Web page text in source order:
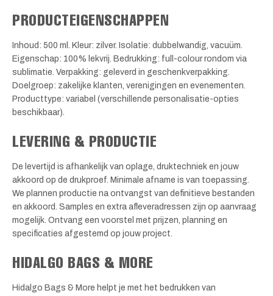
PRODUCTEIGENSCHAPPEN
Inhoud: 500 ml. Kleur: zilver. Isolatie: dubbelwandig, vacuüm.
Eigenschap: 100% lekvrij. Bedrukking: full-colour rondom via
sublimatie. Verpakking: geleverd in geschenkverpakking.
Doelgroep: zakelijke klanten, verenigingen en evenementen.
Producttype: variabel (verschillende personalisatie-opties
beschikbaar).
LEVERING & PRODUCTIE
De levertijd is afhankelijk van oplage, druktechniek en jouw
akkoord op de drukproef. Minimale afname is van toepassing.
We plannen productie na ontvangst van definitieve bestanden
en akkoord. Samples en extra afleveradressen zijn op aanvraag
mogelijk. Ontvang een voorstel met prijzen, planning en
specificaties afgestemd op jouw project.
HIDALGO BAGS & MORE
Hidalgo Bags & More helpt je met het bedrukken van